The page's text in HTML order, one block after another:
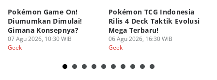
Pokémon Game On!
Diumumkan Dimulai!
Gimana Konsepnya?
07 Agu 2026, 10:30 WIB
Geek
Pokémon TCG Indonesia
Rilis 4 Deck Taktik Evolusi
Mega Terbaru!
06 Agu 2026, 16:30 WIB
Geek